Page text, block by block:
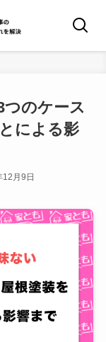
つのケース
による影
12月9日